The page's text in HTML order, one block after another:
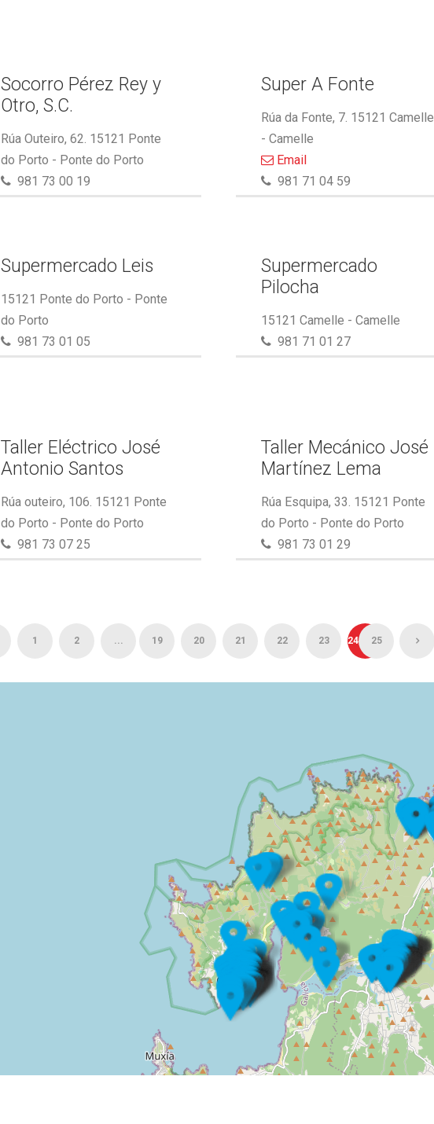
Socorro Pérez Rey y
Otro, S.C.
Rúa Outeiro, 62. 15121 Ponte
do Porto - Ponte do Porto
981 73 00 19
Super A Fonte
Rúa da Fonte, 7. 15121 Camelle
- Camelle
Email
981 71 04 59
Supermercado Leis
15121 Ponte do Porto - Ponte
do Porto
981 73 01 05
Supermercado
Pilocha
15121 Camelle - Camelle
981 71 01 27
Taller Eléctrico José
Antonio Santos
Rúa outeiro, 106. 15121 Ponte
do Porto - Ponte do Porto
981 73 07 25
Taller Mecánico José
Martínez Lema
Rúa Esquipa, 33. 15121 Ponte
do Porto - Ponte do Porto
981 73 01 29
1 2 ... 19 20 21 22 23 24 25